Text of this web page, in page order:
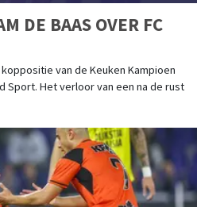
DE BAAS OVER FC
koppositie van de Keuken Kampioen
Sport. Het verloor van een na de rust